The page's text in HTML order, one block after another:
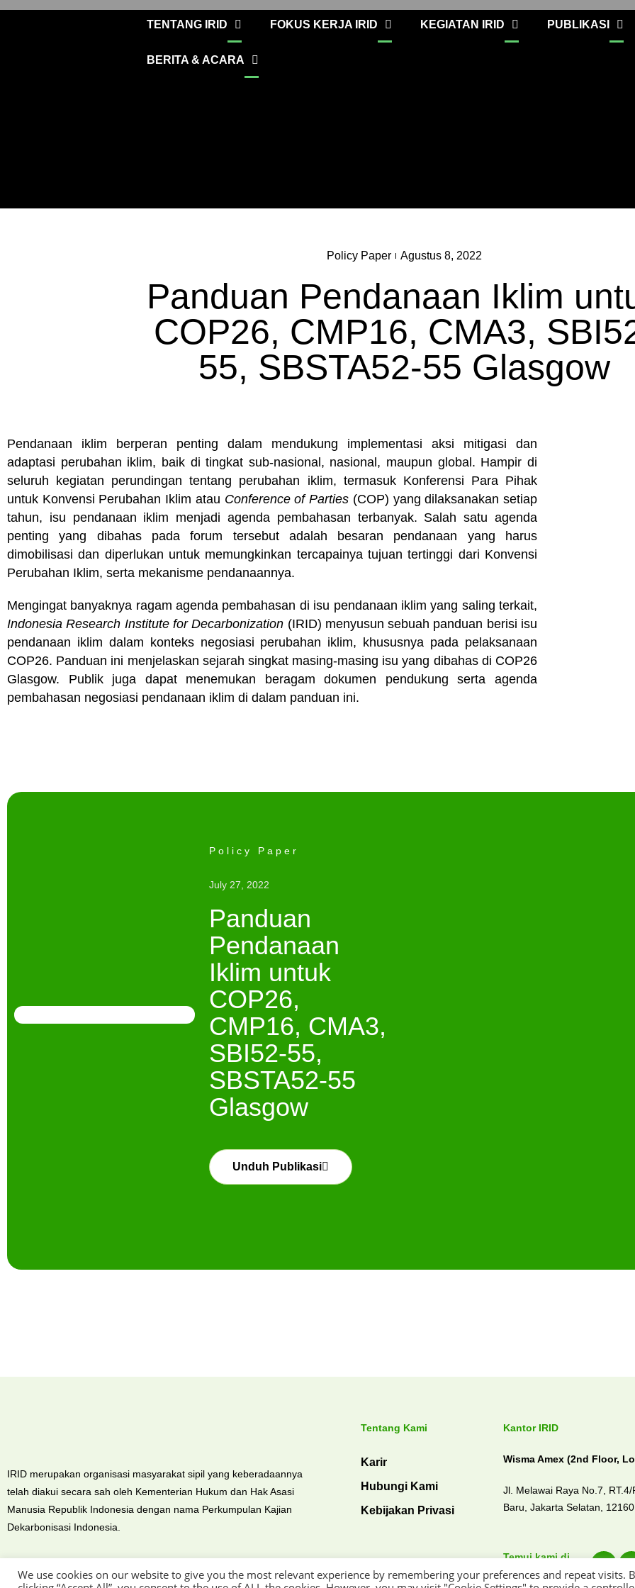
TENTANG IRID FOKUS KERJA IRID KEGIATAN IRID PUBLIKASI
BERITA & ACARA
Policy Paper Agustus 8, 2022
Panduan Pendanaan Iklim
COP26, CMP16, CMA3,
55, SBSTA52-55 Glasgow
Pendanaan iklim berperan penting dalam mendukung implementasi aksi mitigasi dan
adaptasi perubahan iklim, baik di tingkat sub-nasional, nasional, maupun global. Hampir di
seluruh kegiatan perundingan tentang perubahan iklim, termasuk Konferensi Para Pihak
untuk Konvensi Perubahan Iklim atau Conference of Parties (COP) yang dilaksanakan setiap
tahun, isu pendanaan iklim menjadi agenda pembahasan terbanyak. Salah satu agenda
penting yang dibahas pada forum tersebut adalah besaran pendanaan yang harus
dimobilisasi dan diperlukan untuk memungkinkan tercapainya tujuan tertinggi dari Konvensi
Perubahan Iklim, serta mekanisme pendanaannya.
Mengingat banyaknya ragam agenda pembahasan di isu pendanaan iklim yang saling terkait,
Indonesia Research Institute for Decarbonization (IRID) menyusun sebuah panduan berisi isu
pendanaan iklim dalam konteks negosiasi perubahan iklim, khususnya pada pelaksanaan
COP26. Panduan ini menjelaskan sejarah singkat masing-masing isu yang dibahas di COP26
Glasgow. Publik juga dapat menemukan beragam dokumen pendukung serta agenda
pembahasan negosiasi pendanaan iklim di dalam panduan ini.
Policy Paper
July 27, 2022
Panduan
Pendanaan
Iklim untuk
COP26,
CMP16, CMA3,
SBI52-55,
SBSTA52-55
Glasgow
Unduh Publikasi
IRID merupakan organisasi masyarakat sipil yang keberadaannya
telah diakui secara sah oleh Kementerian Hukum dan Hak Asasi
Manusia Republik Indonesia dengan nama Perkumpulan Kajian
Dekarbonisasi Indonesia.
Tentang Kami
Karir
Hubungi Kami
Kebijakan Privasi
Kantor IRID
Wisma Amex (2nd Floor,
Jl. Melawai Raya No.7,
Baru, Jakarta Selatan,
Temui kami di
We use cookies on our website to give you the most relevant experience by remembering your preferences and repeat visits.